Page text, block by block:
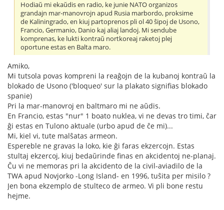
Hodiaŭ mi ekaŭdis en radio, ke junie NATO organizos
grandajn mar-manovrojn apud Rusia marbordo, proksime
de Kaliningrado, en kiuj partoprenos pli ol 40 ŝipoj de Usono,
Francio, Germanio, Danio kaj aliaj landoj. Mi sendube
komprenas, ke lukti kontraŭ nortkoreaj raketoj plej
oportune estas en Balta maro.
Amiko,
Mi tutsola povas kompreni la reaĝojn de la kubanoj kontraŭ la
blokado de Usono ('bloqueo' sur la plakato signifias blokado
spanie)
Pri la mar-manovroj en baltmaro mi ne aŭdis.
En Francio, estas "nur" 1 boato nuklea, vi ne devas tro timi, ĉar
ĝi estas en Tulono aktuale (urbo apud de ĉe mi)...
Mi, kiel vi, tute malŝatas armeon.
Espereble ne gravas la loko, kie ĝi faras ekzercojn. Estas
stultaj ekzercoj, kiuj bedaŭrinde finas en akcidentoj ne-planaj.
Ĉu vi ne memoras pri la akcidento de la civil-aviadilo de la
TWA apud Novjorko -Long Island- en 1996, tuŝita per misilo ?
Jen bona ekzemplo de stulteco de armeo. Vi pli bone restu
hejme.